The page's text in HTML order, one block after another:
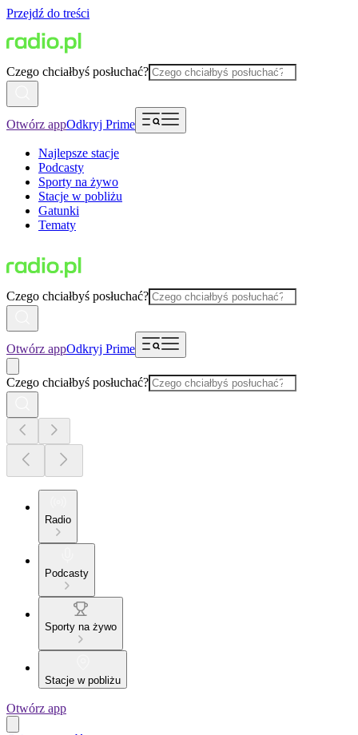
Przejdź do treści
Czego chciałbyś posłuchać?
Otwórz appOdkryj Prime
Najlepsze stacje
Podcasty
Sporty na żywo
Stacje w pobliżu
Gatunki
Tematy
Czego chciałbyś posłuchać?
Otwórz appOdkryj Prime
Czego chciałbyś posłuchać?
Radio
Podcasty
Sporty na żywo
Stacje w pobliżu
Otwórz app